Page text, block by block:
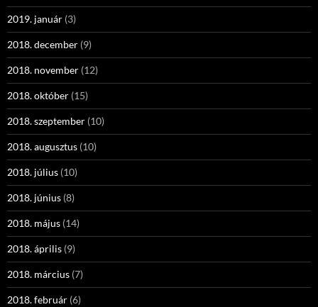
2019. január (3)
2018. december (9)
2018. november (12)
2018. október (15)
2018. szeptember (10)
2018. augusztus (10)
2018. július (10)
2018. június (8)
2018. május (14)
2018. április (9)
2018. március (7)
2018. február (6)